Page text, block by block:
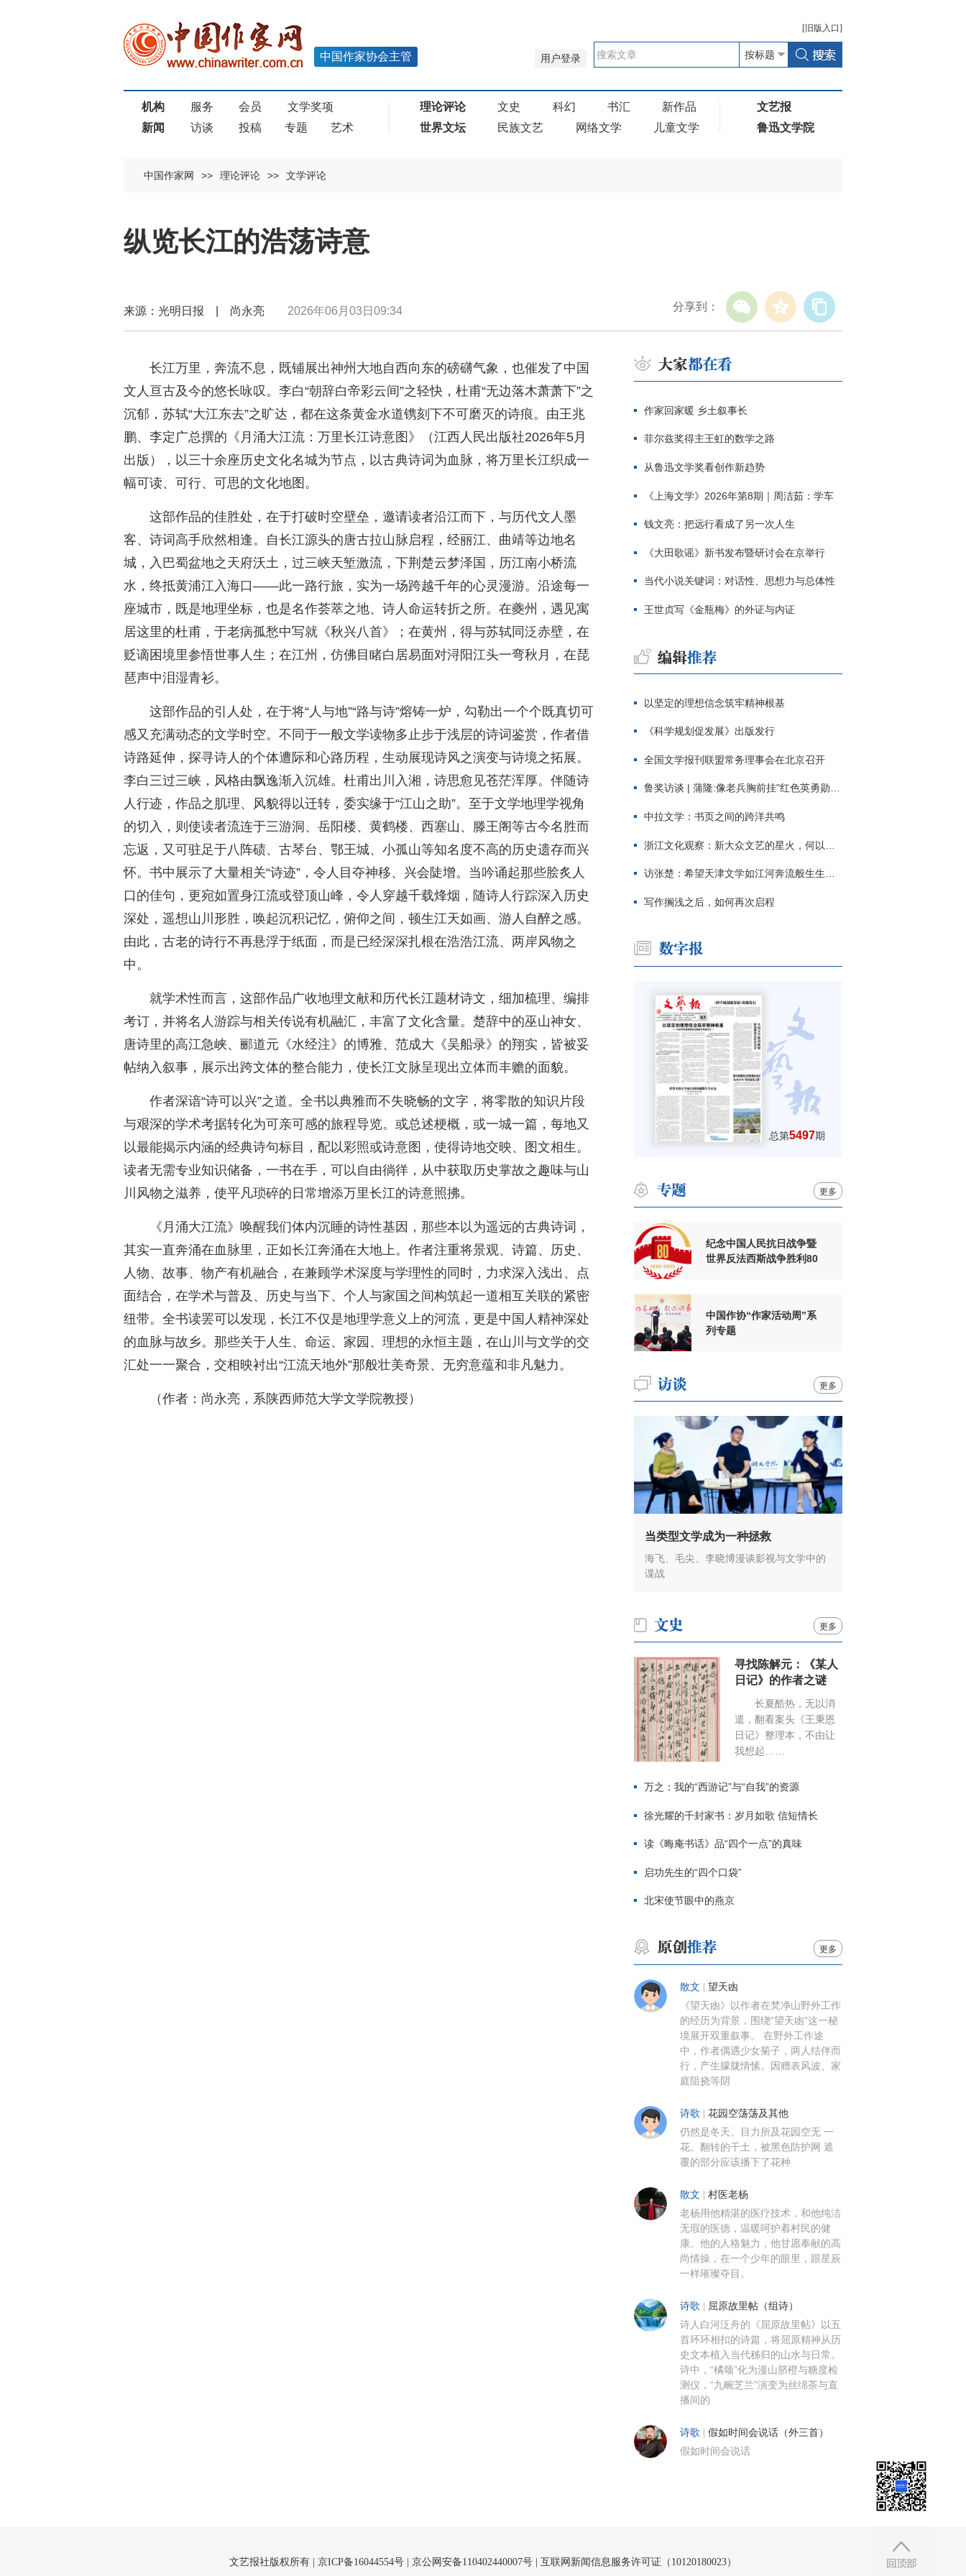
[ 旧版 入口]
用户登录
中国作家协会主管
机构 服务 会员
文学奖项
新闻
访谈 投稿 专题 艺术
理论评论 文史 科幻 书汇
新作品
世界文坛
民族文艺 网络文学 儿童文学
文艺报
鲁迅文学院
中国作家网 >> 理论评论 >> 文学评论
纵览长江的浩荡诗意
分享到：
来源：光明日报 | 尚永亮 2026年06月03日09:34
长江万里，奔流不息，既铺展出神州大地自西向东的磅礴气象，也催发了中国
文人亘古及今的悠长咏叹。李白“朝辞白帝彩云间”之轻快，杜甫“无边落木萧萧下”之
沉郁，苏轼“大江东去”之旷达，都在这条黄金水道镌刻下不可磨灭的诗痕。由王兆
鹏、李定广总撰的《月涌大江流：万里长江诗意图》（江西人民出版社2026年5月
出版），以三十余座历史文化名城为节点，以古典诗词为血脉，将万里长江织成一
幅可读、可行、可思的文化地图。
这部作品的佳胜处，在于打破时空壁垒，邀请读者沿江而下，与历代文人墨
客、诗词高手欣然相逢。自长江源头的唐古拉山脉启程，经丽江、曲靖等边地名
城，入巴蜀盆地之天府沃土，过三峡天堑激流，下荆楚云梦泽国，历江南小桥流
水，终抵黄浦江入海口——此一路行旅，实为一场跨越千年的心灵漫游。沿途每一
座城市，既是地理坐标，也是名作荟萃之地、诗人命运转折之所。在夔州，遇见寓
居这里的杜甫，于老病孤愁中写就《秋兴八首》；在黄州，得与苏轼同泛赤壁，在
贬谪困境里参悟世事人生；在江州，仿佛目睹白居易面对浔阳江头一弯秋月，在琵
琶声中泪湿青衫。
这部作品的引人处，在于将“人与地”“路与诗”熔铸一炉，勾勒出一个个既真切可
感又充满动态的文学时空。不同于一般文学读物多止步于浅层的诗词鉴赏，作者借
诗路延伸，探寻诗人的个体遭际和心路历程，生动展现诗风之演变与诗境之拓展。
李白三过三峡，风格由飘逸渐入沉雄。杜甫出川入湘，诗思愈见苍茫浑厚。伴随诗
人行迹，作品之肌理、风貌得以迁转，委实缘于“江山之助”。至于文学地理学视角
的切入，则使读者流连于三游洞、岳阳楼、黄鹤楼、西塞山、滕王阁等古今名胜而
忘返，又可驻足于八阵碛、古琴台、鄂王城、小孤山等知名度不高的历史遗存而兴
怀。书中展示了大量相关“诗迹”，令人目夺神移、兴会陡增。当吟诵起那些脍炙人
口的佳句，更宛如置身江流或登顶山峰，令人穿越千载烽烟，随诗人行踪深入历史
深处，遥想山川形胜，唤起沉积记忆，俯仰之间，顿生江天如画、游人自醉之感。
由此，古老的诗行不再悬浮于纸面，而是已经深深扎根在浩浩江流、两岸风物之
中。
就学术性而言，这部作品广收地理文献和历代长江题材诗文，细加梳理、编排
考订，并将名人游踪与相关传说有机融汇，丰富了文化含量。楚辞中的巫山神女、
唐诗里的高江急峡、郦道元《水经注》的博雅、范成大《吴船录》的翔实，皆被妥
帖纳入叙事，展示出跨文体的整合能力，使长江文脉呈现出立体而丰赡的面貌。
作者深谙“诗可以兴”之道。全书以典雅而不失晓畅的文字，将零散的知识片段
与艰深的学术考据转化为可亲可感的旅程导览。或总述梗概，或一城一篇，每地又
以最能揭示内涵的经典诗句标目，配以彩照或诗意图，使得诗地交映、图文相生。
读者无需专业知识储备，一书在手，可以自由徜徉，从中获取历史掌故之趣味与山
川风物之滋养，使平凡琐碎的日常增添万里长江的诗意照拂。
《月涌大江流》唤醒我们体内沉睡的诗性基因，那些本以为遥远的古典诗词，
其实一直奔涌在血脉里，正如长江奔涌在大地上。作者注重将景观、诗篇、历史、
人物、故事、物产有机融合，在兼顾学术深度与学理性的同时，力求深入浅出、点
面结合，在学术与普及、历史与当下、个人与家国之间构筑起一道相互关联的紧密
纽带。全书读罢可以发现，长江不仅是地理学意义上的河流，更是中国人精神深处
的血脉与故乡。那些关于人生、命运、家园、理想的永恒主题，在山川与文学的交
汇处一一聚合，交相映衬出“江流天地外”那般壮美奇景、无穷意蕴和非凡魅力。
（作者：尚永亮，系陕西师范大学文学院教授）
作家回家暖 乡土叙事长
菲尔兹奖得主王虹的数学之路
从鲁迅文学奖看创作新趋势
《上海文学》2026年第8期｜周洁茹：学车
钱文亮：把远行看成了另一次人生
《大田歌谣》新书发布暨研讨会在京举行
当代小说关键词：对话性、思想力与总体性
王世贞写《金瓶梅》的外证与内证
以坚定的理想信念筑牢精神根基
《科学规划促发展》出版发行
全国文学报刊联盟常务理事会在北京召开
鲁奖访谈 | 蒲隆:像老兵胸前挂"红色英勇勋章"
中拉文学：书页之间的跨洋共鸣
浙江文化观察：新大众文艺的星火，何以燎原？
访张楚：希望天津文学如江河奔流般生生不息
写作搁浅之后，如何再次启程
总第5497期
更多
纪念中国人民抗日战争暨
世界反法西斯战争胜利80
中国作协“作家活动周”系
列专题
更多
当类型文学成为一种拯救
海飞、毛尖、李晓博漫谈影视与文学中的
谍战
更多
寻找陈解元：《某人
日记》的作者之谜
长夏酷热，无以消
遣，翻看案头《王秉恩
日记》整理本，不由让
我想起……
万之：我的“西游记”与“自我”的资源
徐光耀的千封家书：岁月如歌 信短情长
读《晦庵书话》品“四个一点”的真味
启功先生的“四个口袋”
北宋使节眼中的燕京
更多
散文 望天凼
《望天凼》以作者在梵净山野外工作
的经历为背景，围绕“望天凼”这一秘
境展开双重叙事。 在野外工作途
中，作者偶遇少女菊子，两人结伴而
行，产生朦胧情愫。因赠表风波、家
庭阻挠等阴
诗歌 花园空荡荡及其他
仍然是冬天。目力所及花园空无 一
花。翻转的干土，被黑色防护网 遮
覆的部分应该播下了花种
散文 村医老杨
老杨用他精湛的医疗技术，和他纯洁
无瑕的医德，温暖呵护着村民的健
康。他的人格魅力，他甘愿奉献的高
尚情操，在一个少年的眼里，跟星辰
一样璀璨夺目。
诗歌 屈原故里帖（组诗）
诗人白河泛舟的《屈原故里帖》以五
首环环相扣的诗篇，将屈原精神从历
史文本植入当代秭归的山水与日常。
诗中，“橘颂”化为漫山脐橙与糖度检
测仪，“九畹芝兰”演变为丝绵茶与直
播间的
诗歌 假如时间会说话（外三首）
假如时间会说话
文艺报社版权所有 | 京ICP备16044554号 | 京公网安备110402440007号 | 互联网新闻信息服务许可证（10120180023）